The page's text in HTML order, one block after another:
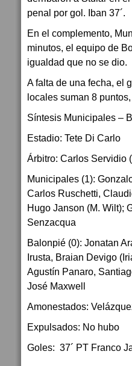
penal por gol. Iban 37´.
En el complemento,
minutos, el equipo de
igualdad que no se dio.
A falta de una fecha, el
locales suman 8
Síntesis Municipales –
Estadio: Tete Di Carlo
Árbitro: Carlos Servidio
Municipales (1):
Carlos Ruschetti,
Hugo Janson (M. Wilt);
Senzacqua
Balonpié (0): Jonatan
Irusta, Braian Devigo
Agustín Panaro,
José Maxwell
Amonestados:
Expulsados: No hubo
Goles: 37´ PT Franco